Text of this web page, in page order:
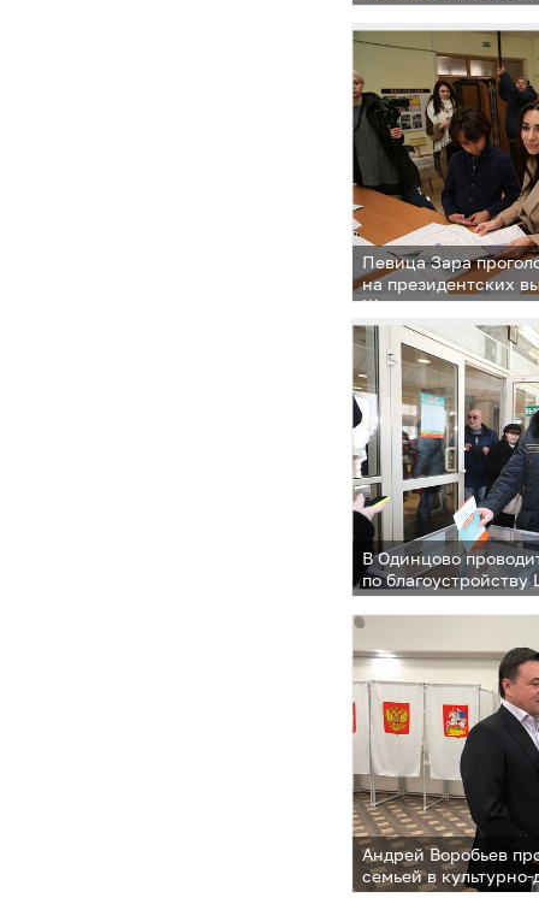
Певица Зара
на президентских
Жуковка
В Одинцово
по
Андрей Воробьев
семьей в